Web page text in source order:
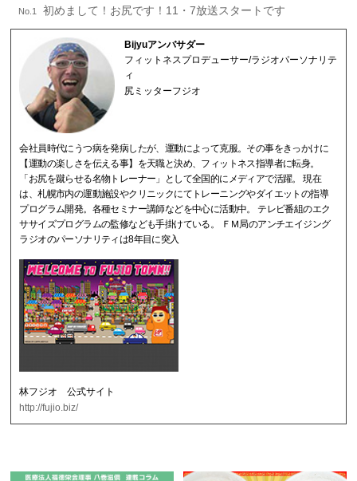
No.1 初めまして！お尻です！11・7放送スタートです
Bijyuアンバサダー
フィットネスプロデューサー/ラジオパーソナリテ
ィ
尻ミッターフジオ
会社員時代にうつ病を発病したが、運動によって克服。その事をきっかけに
【運動の楽しさを伝える事】を天職と決め、フィットネス指導者に転身。
「お尻を蹴らせる名物トレーナー」として全国的にメディアで活躍。 現在
は、札幌市内の運動施設やクリニックにてトレーニングやダイエットの指導
プログラム開発。各種セミナー講師などを中心に活動中。 テレビ番組のエク
ササイズプログラムの監修なども手掛けている。 ＦＭ局のアンチエイジング
ラジオのパーソナリティは8年目に突入
林フジオ 公式サイト
http://fujio.biz/